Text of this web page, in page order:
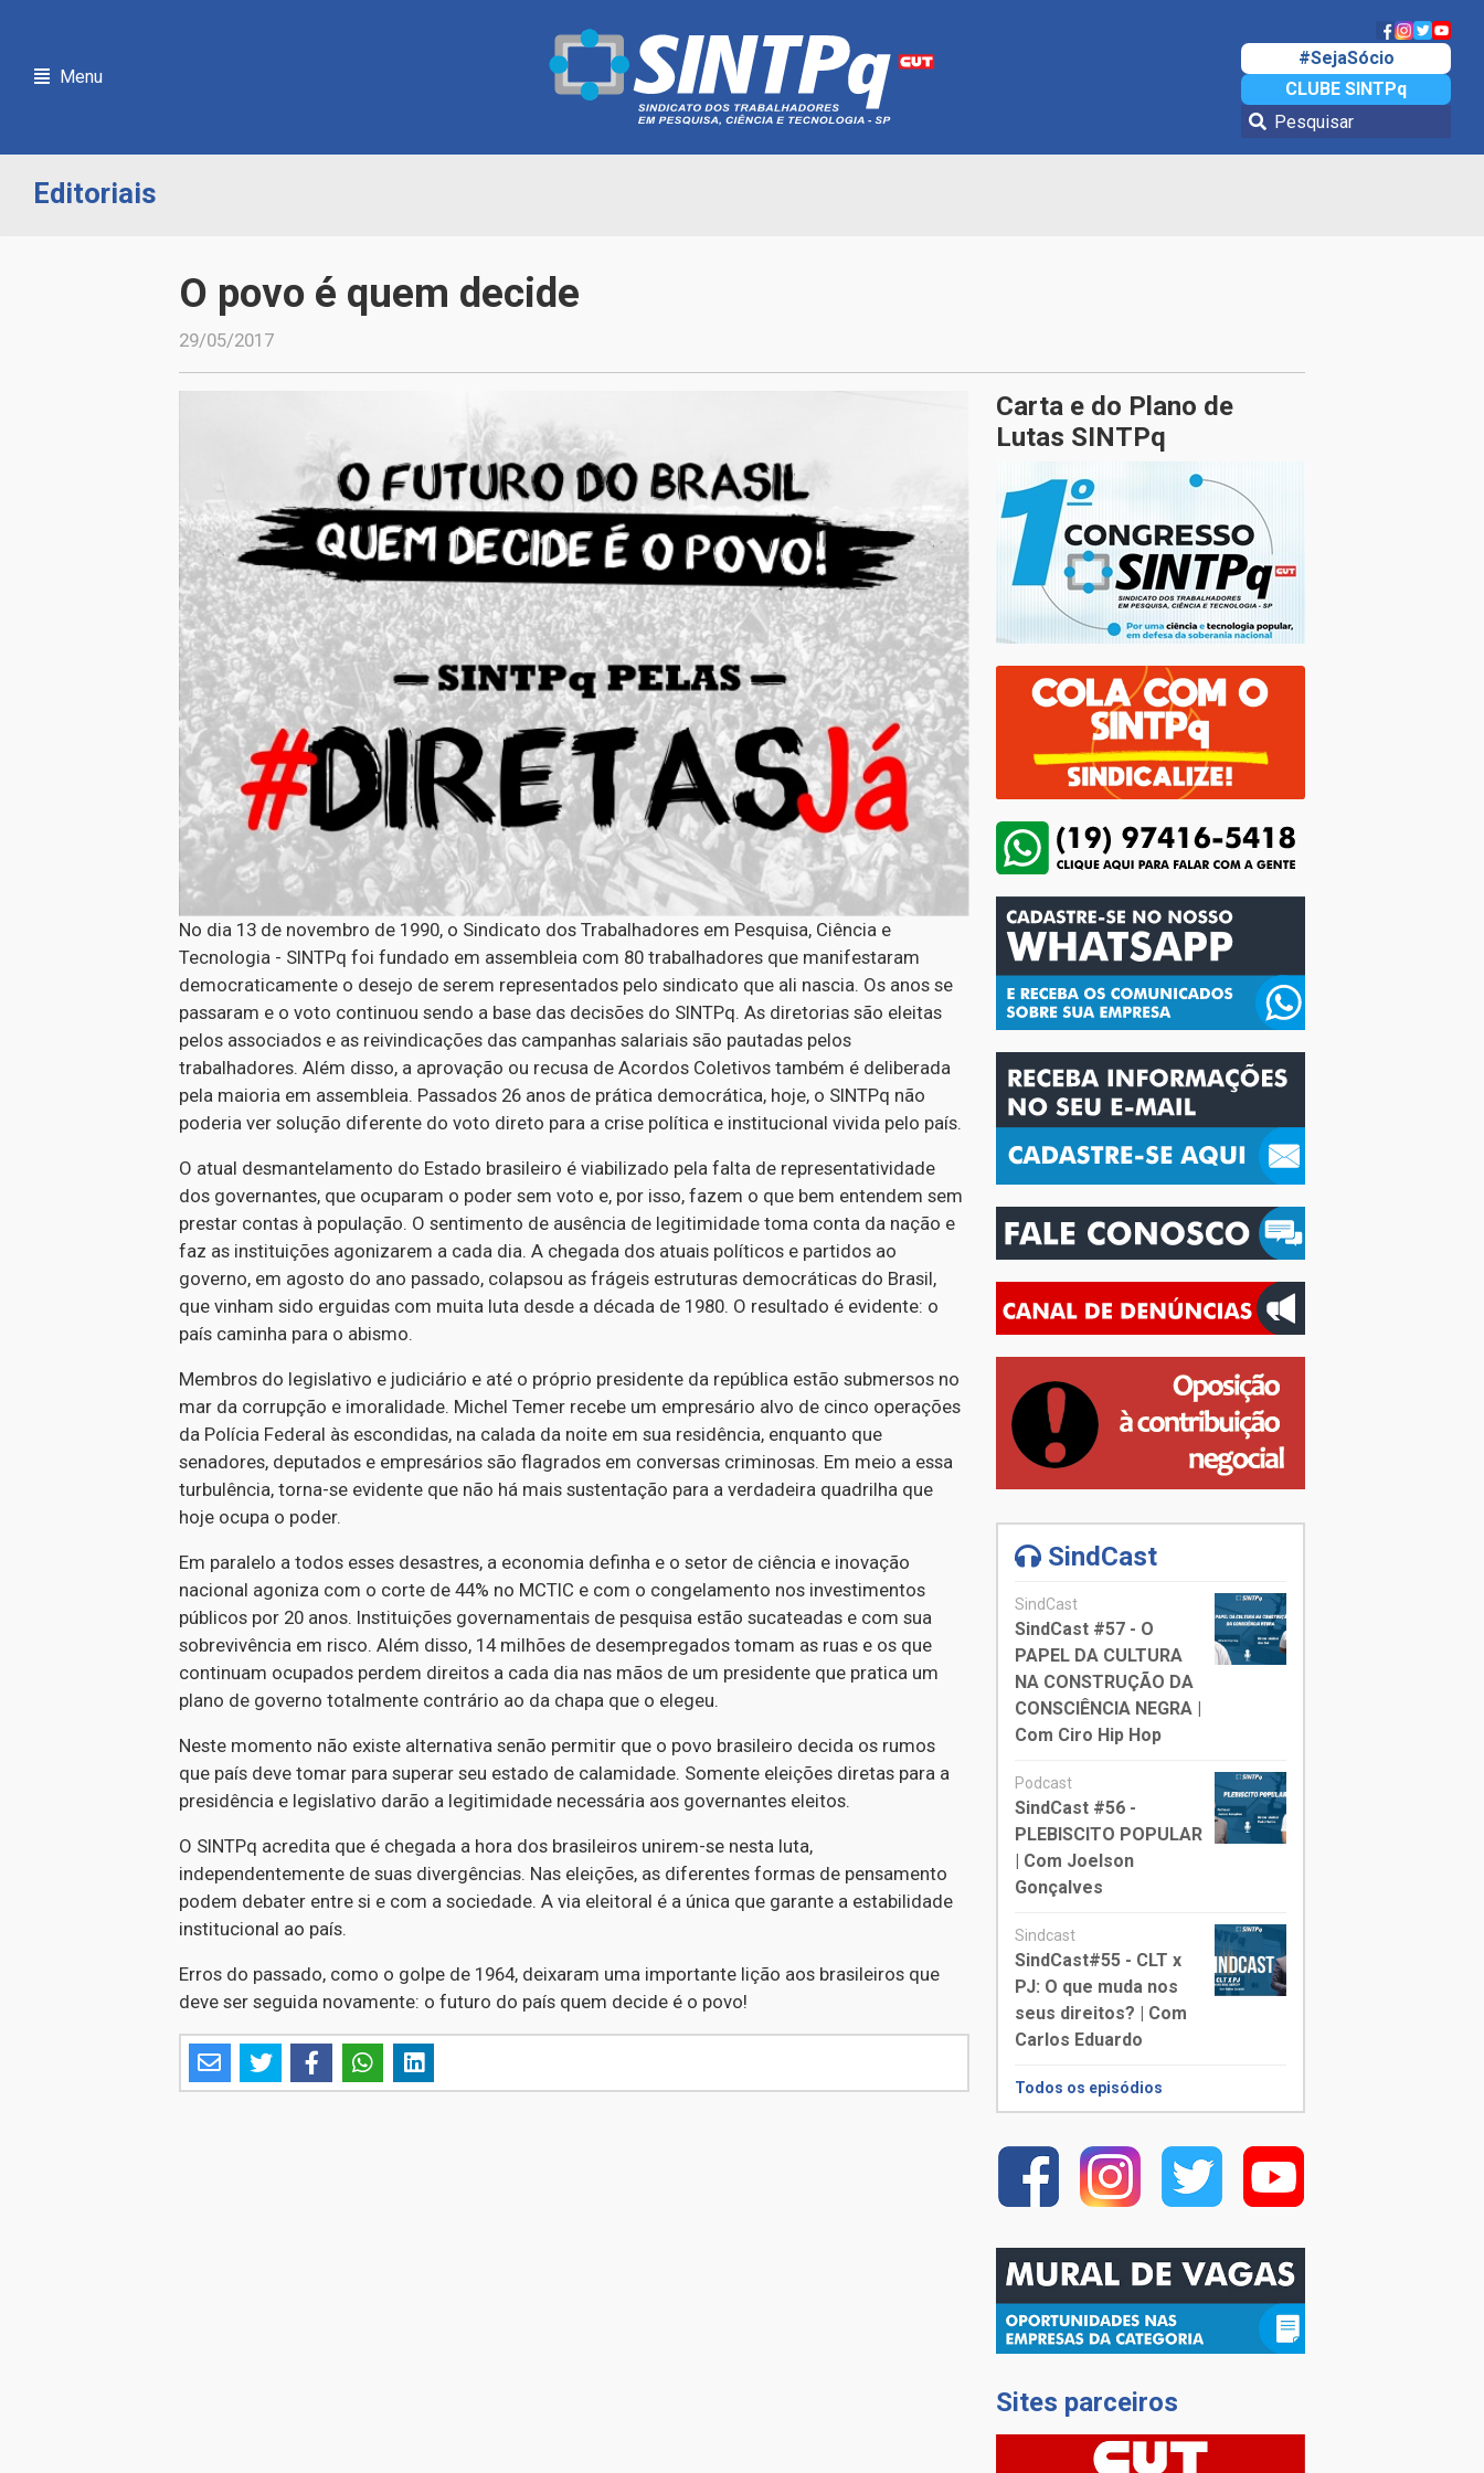
Menu
#SejaSócio
CLUBE SINTPq
Editoriais
O povo é quem decide
29/05/2017
No dia 13 de novembro de 1990, o Sindicato dos Trabalhadores em Pesquisa, Ciência e
Tecnologia - SINTPq foi fundado em assembleia com 80 trabalhadores que manifestaram
democraticamente o desejo de serem representados pelo sindicato que ali nascia. Os anos se
passaram e o voto continuou sendo a base das decisões do SINTPq. As diretorias são eleitas
pelos associados e as reivindicações das campanhas salariais são pautadas pelos
trabalhadores. Além disso, a aprovação ou recusa de Acordos Coletivos também é deliberada
pela maioria em assembleia. Passados 26 anos de prática democrática, hoje, o SINTPq não
poderia ver solução diferente do voto direto para a crise política e institucional vivida pelo país.
O atual desmantelamento do Estado brasileiro é viabilizado pela falta de representatividade
dos governantes, que ocuparam o poder sem voto e, por isso, fazem o que bem entendem sem
prestar contas à população. O sentimento de ausência de legitimidade toma conta da nação e
faz as instituições agonizarem a cada dia. A chegada dos atuais políticos e partidos ao
governo, em agosto do ano passado, colapsou as frágeis estruturas democráticas do Brasil,
que vinham sido erguidas com muita luta desde a década de 1980. O resultado é evidente: o
país caminha para o abismo.
Membros do legislativo e judiciário e até o próprio presidente da república estão submersos no
mar da corrupção e imoralidade. Michel Temer recebe um empresário alvo de cinco operações
da Polícia Federal às escondidas, na calada da noite em sua residência, enquanto que
senadores, deputados e empresários são flagrados em conversas criminosas. Em meio a essa
turbulência, torna-se evidente que não há mais sustentação para a verdadeira quadrilha que
hoje ocupa o poder.
Em paralelo a todos esses desastres, a economia definha e o setor de ciência e inovação
nacional agoniza com o corte de 44% no MCTIC e com o congelamento nos investimentos
públicos por 20 anos. Instituições governamentais de pesquisa estão sucateadas e com sua
sobrevivência em risco. Além disso, 14 milhões de desempregados tomam as ruas e os que
continuam ocupados perdem direitos a cada dia nas mãos de um presidente que pratica um
plano de governo totalmente contrário ao da chapa que o elegeu.
Neste momento não existe alternativa senão permitir que o povo brasileiro decida os rumos
que país deve tomar para superar seu estado de calamidade. Somente eleições diretas para a
presidência e legislativo darão a legitimidade necessária aos governantes eleitos.
O SINTPq acredita que é chegada a hora dos brasileiros unirem-se nesta luta,
independentemente de suas divergências. Nas eleições, as diferentes formas de pensamento
podem debater entre si e com a sociedade. A via eleitoral é a única que garante a estabilidade
institucional ao país.
Erros do passado, como o golpe de 1964, deixaram uma importante lição aos brasileiros que
deve ser seguida novamente: o futuro do país quem decide é o povo!
Carta e do Plano de
Lutas SINTPq
SindCast
SindCast
SindCast #57 - O
PAPEL DA CULTURA
NA CONSTRUÇÃO DA
CONSCIÊNCIA NEGRA |
Com Ciro Hip Hop
Podcast
SindCast #56 -
PLEBISCITO POPULAR
| Com Joelson
Gonçalves
Sindcast
SindCast#55 - CLT x
PJ: O que muda nos
seus direitos? | Com
Carlos Eduardo
Todos os episódios
Sites parceiros